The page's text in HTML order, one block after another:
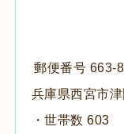
郵便番号 663-
兵庫県西宮市
・世帯数 603